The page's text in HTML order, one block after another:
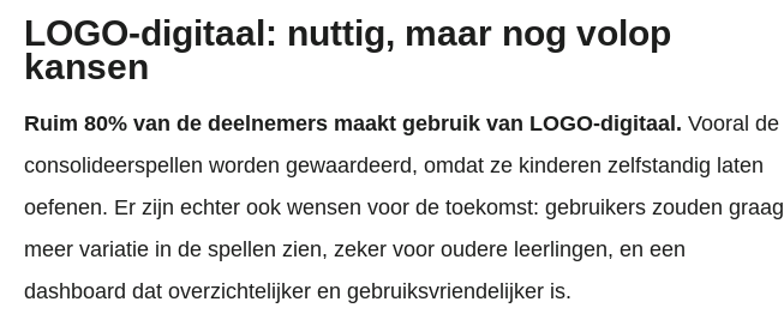
LOGO-digitaal: nuttig, maar nog volop
kansen
Ruim 80% van de deelnemers maakt gebruik van LOGO-digitaal. Vooral de
consolideerspellen worden gewaardeerd, omdat ze kinderen zelfstandig laten
oefenen. Er zijn echter ook wensen voor de toekomst: gebruikers zouden graag
meer variatie in de spellen zien, zeker voor oudere leerlingen, en een
dashboard dat overzichtelijker en gebruiksvriendelijker is.